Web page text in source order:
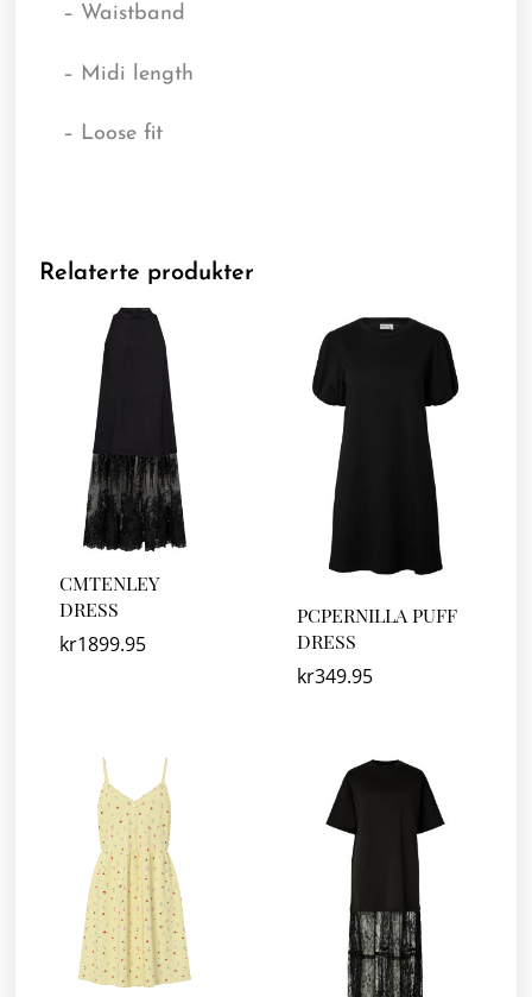
– Waistband
– Midi length
– Loose fit
Relaterte produkter
CMTENLEY
DRESS
kr1899.95
PCPERNILLA PUFF
DRESS
kr349.95